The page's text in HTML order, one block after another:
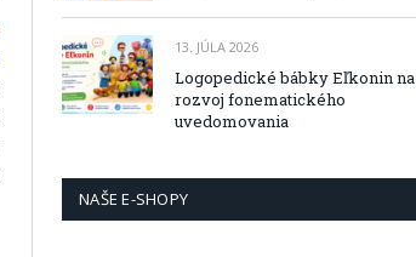
13. JÚLA 2026
Logopedické bábky Eľkonin na
rozvoj fonematického
uvedomovania
NAŠE E-SHOPY